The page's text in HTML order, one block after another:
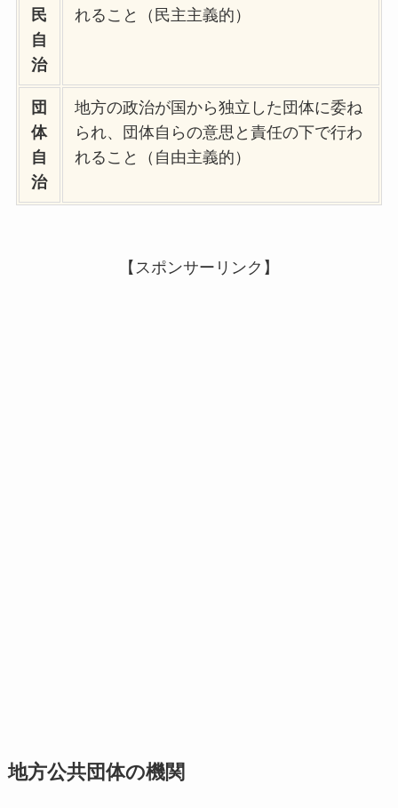
民
自
治
れること（民主主義的）
団
体
自
治
地方の政治が国から独立した団体に委ね
られ、団体自らの意思と責任の下で行わ
れること（自由主義的）
【スポンサーリンク】
地方公共団体の機関